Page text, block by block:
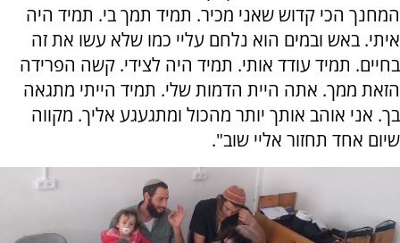
המחנך הכי קדוש שאני מכיר. תמיד תמך בי. תמיד היה
איתי. באש ובמים הוא נלחם עליי כמו שלא עשו את זה
בחיים. תמיד עודד אותי. תמיד היה לצידי. קשה הפרידה
הזאת ממך. אתה היית הדמות שלי. תמיד הייתי מתגאה
בך. אני אוהב אותך יותר מהכול ומתגעגע אליך. מקווה
שיום אחד תחזור אליי שוב".